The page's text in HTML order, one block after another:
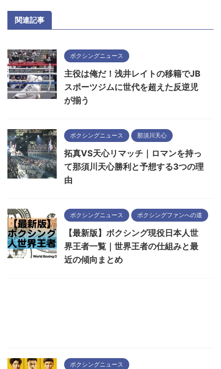
関連記事
ボクシングニュース
主役は俺だ！浅井レイトの移籍でJB
スポーツジムに世代を超えた反逆児
が揃う
ボクシングニュース 那須川天心
拓真VS天心リマッチ｜ロマンを持っ
て那須川天心勝利と予想する3つの理
由
ボクシングニュース ボクシングファンへの道
【最新版】ボクシング現役日本人世
界王者一覧｜世界王者の仕組みと最
近の傾向まとめ
ボクシングニュース